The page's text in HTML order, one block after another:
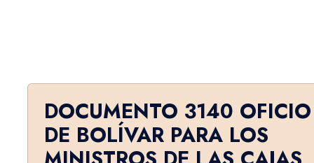
DOCUMENTO 3140 OFICIO
DE BOLÍVAR PARA LOS